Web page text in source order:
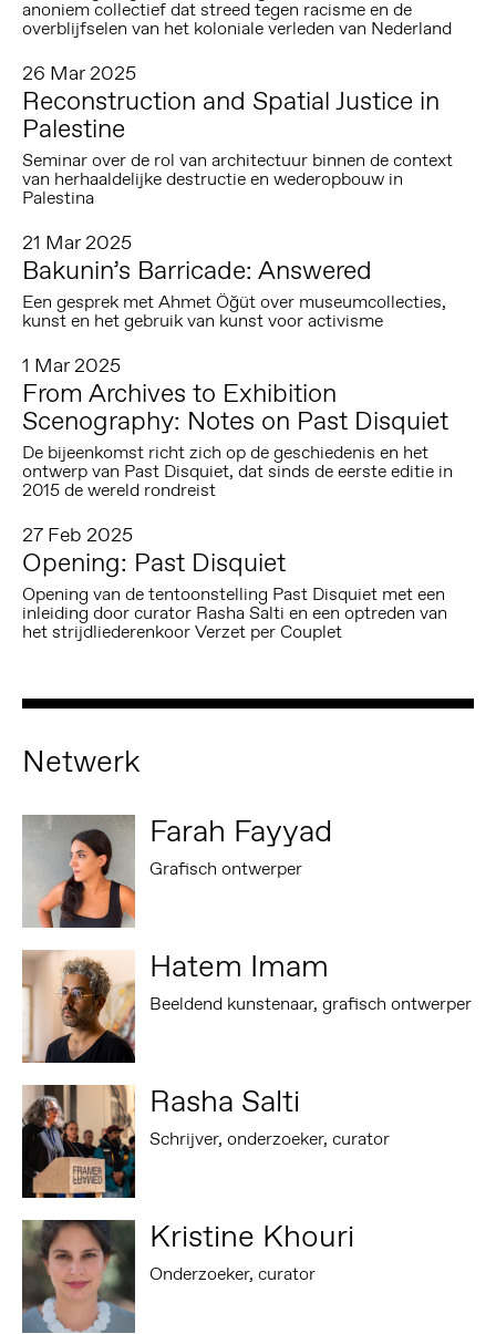
anoniem collectief dat streed tegen racisme en de
overblijfselen van het koloniale verleden van Nederland
26 Mar 2025
Reconstruction and Spatial Justice in
Palestine
Seminar over de rol van architectuur binnen de context
van herhaaldelijke destructie en wederopbouw in
Palestina
21 Mar 2025
Bakunin’s Barricade: Answered
Een gesprek met Ahmet Öğüt over museumcollecties,
kunst en het gebruik van kunst voor activisme
1 Mar 2025
From Archives to Exhibition
Scenography: Notes on Past Disquiet
De bijeenkomst richt zich op de geschiedenis en het
ontwerp van Past Disquiet, dat sinds de eerste editie in
2015 de wereld rondreist
27 Feb 2025
Opening: Past Disquiet
Opening van de tentoonstelling Past Disquiet met een
inleiding door curator Rasha Salti en een optreden van
het strijdliederenkoor Verzet per Couplet
Netwerk
Farah Fayyad
Grafisch ontwerper
Hatem Imam
Beeldend kunstenaar, grafisch ontwerper
Rasha Salti
Schrijver, onderzoeker, curator
Kristine Khouri
Onderzoeker, curator